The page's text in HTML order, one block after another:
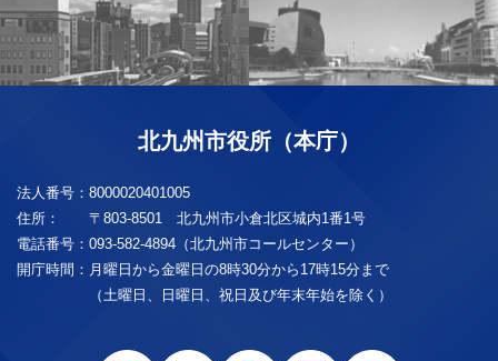
北九州市役所（本庁）
法人番号： 8000020401005
住所：
〒803-8501 北九州市小倉北区城内1番1号
電話番号： 093-582-4894（北九州市コールセンター）
開庁時間： 月曜日から金曜日の8時30分から17時15分まで
（土曜日、日曜日、祝日及び年末年始を除く）